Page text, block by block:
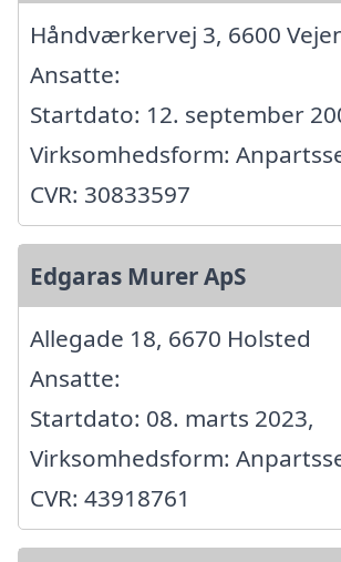
Håndværkervej 3, 6600
Ansatte:
Startdato: 12. september
Virksomhedsform:
CVR: 30833597
Edgaras Murer ApS
Allegade 18, 6670 Holsted
Ansatte:
Startdato: 08. marts 2023,
Virksomhedsform:
CVR: 43918761